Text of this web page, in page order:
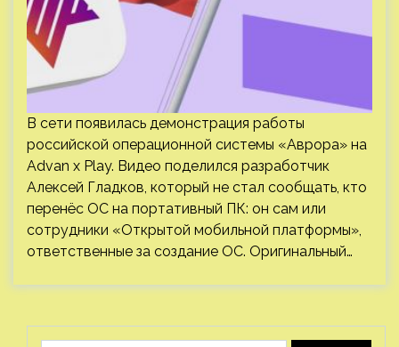
В сети появилась демонстрация работы
российской операционной системы «Аврора» на
Advan x Play. Видео поделился разработчик
Алексей Гладков, который не стал сообщать, кто
перенёс ОС на портативный ПК: он сам или
сотрудники «Открытой мобильной платформы»,
ответственные за создание ОС. Оригинальный…